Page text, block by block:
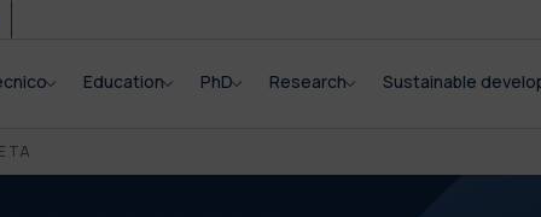
Education PhD Research Sustainable
TA